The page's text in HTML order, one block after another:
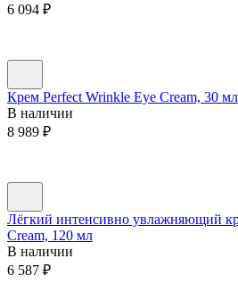
6 094 ₽
Крем Perfect Wrinkle Eye Cream, 30 мл
В наличии
8 989 ₽
Лёгкий интенсивно увлажняющий
Cream, 120 мл
В наличии
6 587 ₽